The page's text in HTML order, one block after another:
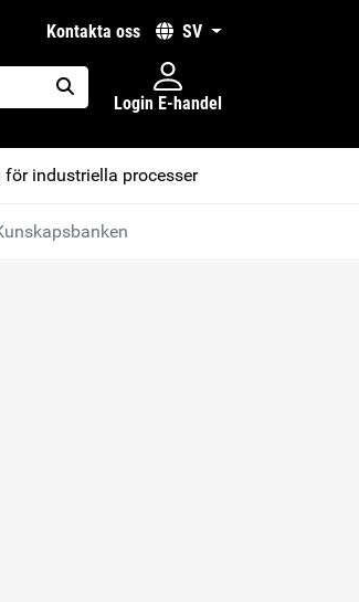
kontakta oss SV
placeholder.search
Login E-handel
industriella processer